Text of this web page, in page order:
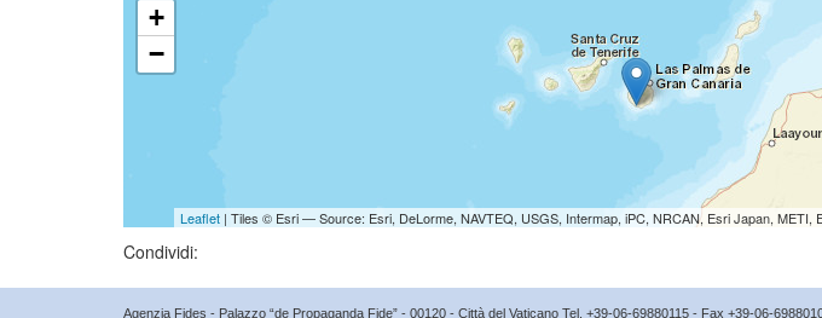
+
−
Leaflet| Tiles © Esri — Source: Esri, DeLorme, NAVTEQ, USGS, Intermap, iPC, NRCAN, Esri Japan, METI,
Condividi:
Agenzia Fides - Palazzo “de Propaganda Fide” - 00120 - Città del Vaticano Tel. +39-06-69880115 - Fax +39-06-